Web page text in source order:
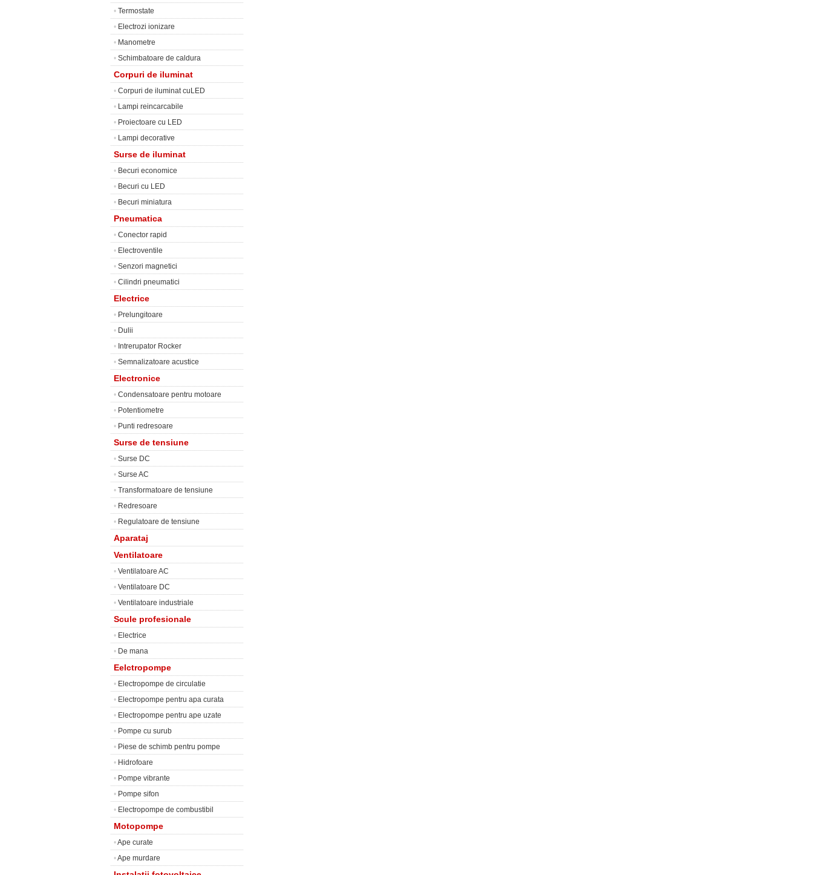
• Termostate
• Electrozi ionizare
• Manometre
• Schimbatoare de caldura
Corpuri de iluminat
• Corpuri de iluminat cuLED
• Lampi reincarcabile
• Proiectoare cu LED
• Lampi decorative
Surse de iluminat
• Becuri economice
• Becuri cu LED
• Becuri miniatura
Pneumatica
• Conector rapid
• Electroventile
• Senzori magnetici
• Cilindri pneumatici
Electrice
• Prelungitoare
• Dulii
• Intrerupator Rocker
• Semnalizatoare acustice
Electronice
• Condensatoare pentru motoare
• Potentiometre
• Punti redresoare
Surse de tensiune
• Surse DC
• Surse AC
• Transformatoare de tensiune
• Redresoare
• Regulatoare de tensiune
Aparataj
Ventilatoare
• Ventilatoare AC
• Ventilatoare DC
• Ventilatoare industriale
Scule profesionale
• Electrice
• De mana
Eelctropompe
• Electropompe de circulatie
• Electropompe pentru apa curata
• Electropompe pentru ape uzate
• Pompe cu surub
• Piese de schimb pentru pompe
• Hidrofoare
• Pompe vibrante
• Pompe sifon
• Electropompe de combustibil
Motopompe
•Ape curate
•Ape murdare